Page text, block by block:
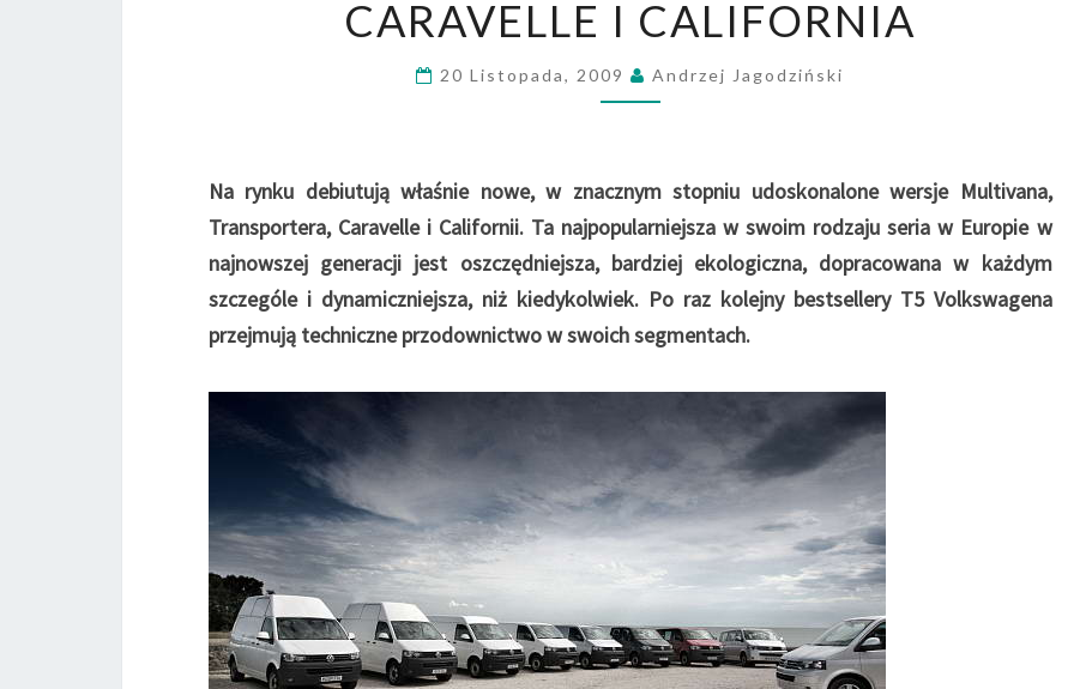
G
N
E
C
J
A
5
–
N
S
P
R
T
E
R
CARAVELLE I CALIFORNIA
20 Listopada, 2009 Andrzej Jagodziński
Na rynku debiutują właśnie nowe, w znacznym stopniu udoskonalone wersje Multivana,
Transportera, Caravelle i Californii. Ta najpopularniejsza w swoim rodzaju seria w Europie w
najnowszej generacji jest oszczędniejsza, bardziej ekologiczna, dopracowana w każdym
szczególe i dynamiczniejsza, niż kiedykolwiek. Po raz kolejny bestsellery T5 Volkswagena
przejmują techniczne przodownictwo w swoich segmentach.